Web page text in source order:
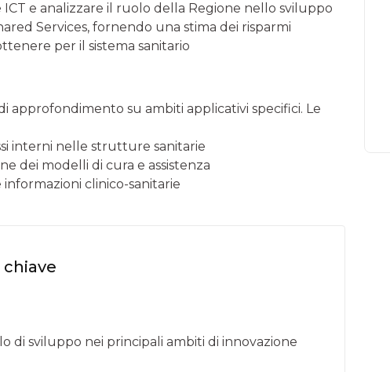
e analizzare il ruolo della Regione nello sviluppo
Services, fornendo una stima dei risparmi
per il sistema sanitario
approfondimento su ambiti applicativi specifici. Le
interni nelle strutture sanitarie
dei modelli di cura e assistenza
clinico-sanitarie
di sviluppo nei principali ambiti di innovazione